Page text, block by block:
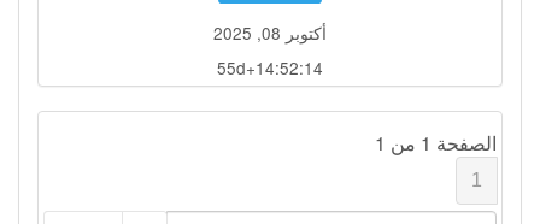
أكتوبر 08, 2025
55d+14:52:14
الصفحة 1 من 1
1